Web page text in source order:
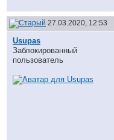
27.03.2020, 12:53
Usupas
Заблокированный
пользователь